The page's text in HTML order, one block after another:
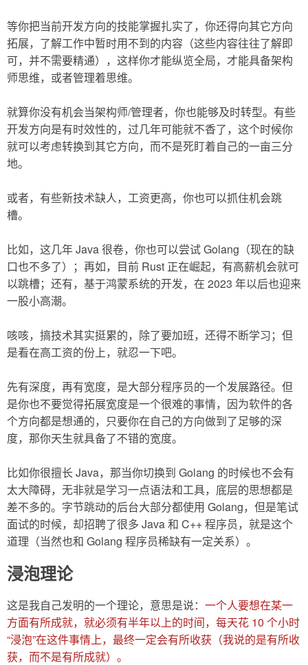
等你把当前开发方向的技能掌握扎实了，你还得向其它方向
拓展，了解工作中暂时用不到的内容（这些内容往往了解即
可，并不需要精通），这样你才能纵览全局，才能具备架构
师思维，或者管理着思维。
就算你没有机会当架构师/管理者，你也能够及时转型。有些
开发方向是有时效性的，过几年可能就不香了，这个时候你
就可以考虑转换到其它方向，而不是死盯着自己的一亩三分
地。
或者，有些新技术缺人，工资更高，你也可以抓住机会跳
槽。
比如，这几年 Java 很卷，你也可以尝试 Golang（现在的缺
口也不多了）；再如，目前 Rust 正在崛起，有高薪机会就可
以跳槽；还有，基于鸿蒙系统的开发，在 2023 年以后也迎来
一股小高潮。
咳咳，搞技术其实挺累的，除了要加班，还得不断学习；但
是看在高工资的份上，就忍一下吧。
先有深度，再有宽度，是大部分程序员的一个发展路径。但
是你也不要觉得拓展宽度是一个很难的事情，因为软件的各
个方向都是想通的，只要你在自己的方向做到了足够的深
度，那你天生就具备了不错的宽度。
比如你很擅长 Java，那当你切换到 Golang 的时候也不会有
太大障碍，无非就是学习一点语法和工具，底层的思想都是
差不多的。字节跳动的后台大部分都使用 Golang，但是笔试
面试的时候，却招聘了很多 Java 和 C++ 程序员，就是这个
道理（当然也和 Golang 程序员稀缺有一定关系）。
浸泡理论
这是我自己发明的一个理论，意思是说： 一个人要想在某一
方面有所成就，就必须有半年以上的时间，每天花 10 个小时
“浸泡”在这件事情上，最终一定会有所收获（我说的是有所收
获，而不是有所成就）。